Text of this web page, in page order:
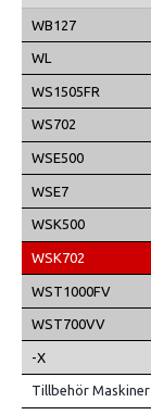
WB127
WL
WS1505FR
WS702
WSE500
WSE7
WSK500
WSK702
WST1000FV
WST700VV
-X
Tillbehör Maskiner